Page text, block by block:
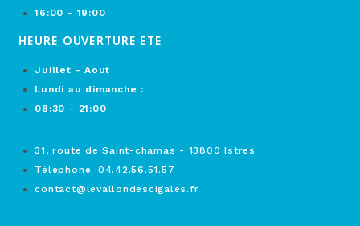
16:00 - 19:00
HEURE OUVERTURE ETE
Juillet - Aout
Lundi au dimanche :
08:30 - 21:00
31, route de Saint-chamas - 13800 Istres
Télephone :04.42.56.51.57
contact@levallondescigales.fr